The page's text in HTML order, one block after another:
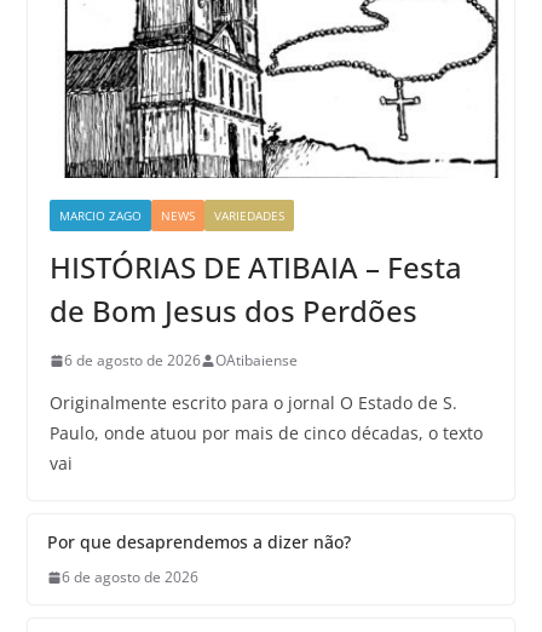
MARCIO ZAGO NEWS VARIEDADES
HISTÓRIAS DE ATIBAIA – Festa
de Bom Jesus dos Perdões
6 de agosto de 2026 OAtibaiense
Originalmente escrito para o jornal O Estado de S.
Paulo, onde atuou por mais de cinco décadas, o texto
vai
Por que desaprendemos a dizer não?
6 de agosto de 2026